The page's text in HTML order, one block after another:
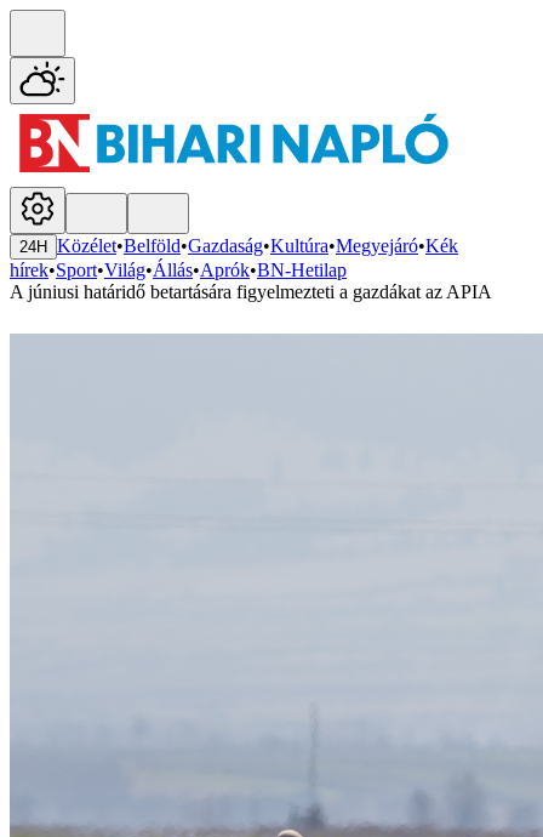
24H Közélet•Belföld•Gazdaság•Kultúra•Megyejáró•Kék
hírek•Sport•Világ•Állás•Aprók•BN-Hetilap
A júniusi határidő betartására figyelmezteti a gazdákat az APIA